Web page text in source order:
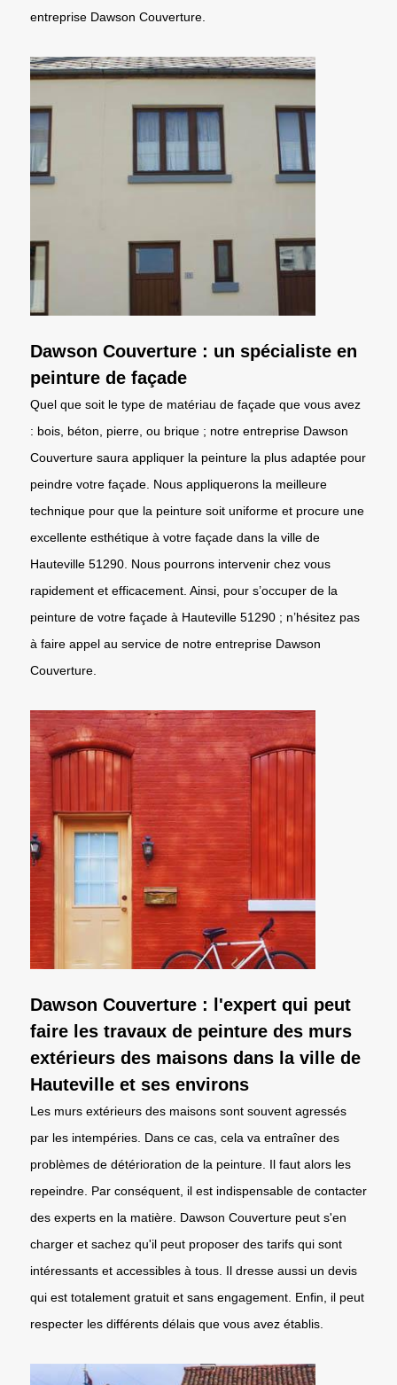
entreprise Dawson Couverture.
Dawson Couverture : un spécialiste en
peinture de façade
Quel que soit le type de matériau de façade que vous avez
: bois, béton, pierre, ou brique ; notre entreprise Dawson
Couverture saura appliquer la peinture la plus adaptée pour
peindre votre façade. Nous appliquerons la meilleure
technique pour que la peinture soit uniforme et procure une
excellente esthétique à votre façade dans la ville de
Hauteville 51290. Nous pourrons intervenir chez vous
rapidement et efficacement. Ainsi, pour s’occuper de la
peinture de votre façade à Hauteville 51290 ; n’hésitez pas
à faire appel au service de notre entreprise Dawson
Couverture.
Dawson Couverture : l'expert qui peut
faire les travaux de peinture des murs
extérieurs des maisons dans la ville de
Hauteville et ses environs
Les murs extérieurs des maisons sont souvent agressés
par les intempéries. Dans ce cas, cela va entraîner des
problèmes de détérioration de la peinture. Il faut alors les
repeindre. Par conséquent, il est indispensable de contacter
des experts en la matière. Dawson Couverture peut s'en
charger et sachez qu'il peut proposer des tarifs qui sont
intéressants et accessibles à tous. Il dresse aussi un devis
qui est totalement gratuit et sans engagement. Enfin, il peut
respecter les différents délais que vous avez établis.